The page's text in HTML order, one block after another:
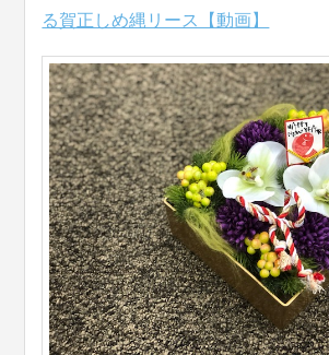
る賀正しめ縄リース【動画】